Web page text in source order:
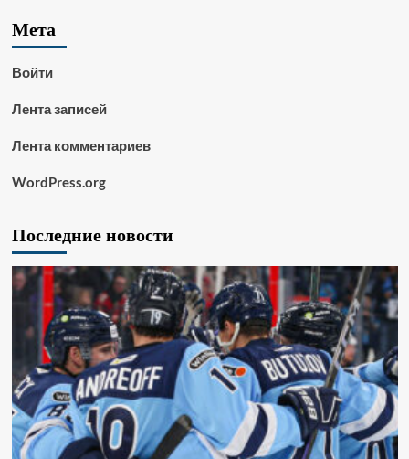
Мета
Войти
Лента записей
Лента комментариев
WordPress.org
Последние новости